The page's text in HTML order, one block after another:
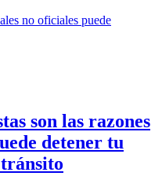
son las razones
detener tu